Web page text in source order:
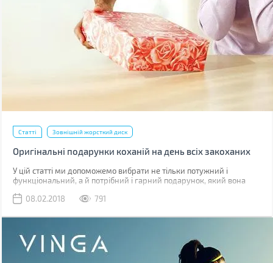
Статті Зовнішній жорсткий диск
Оригінальні подарунки коханій на день всіх закоханих
У цій статті ми допоможемо вибрати не тільки потужний і
функціональний, а й потрібний і гарний подарунок, який вона
08.02.2018
791